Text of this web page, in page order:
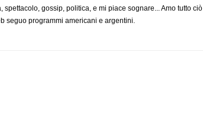
spettacolo, gossip, politica, e mi piace sognare... Amo tutto ciò
seguo programmi americani e argentini.